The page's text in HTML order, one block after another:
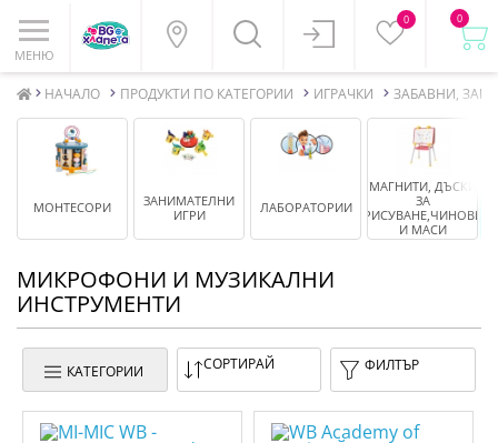
МЕНЮ
0 0
НАЧАЛО ПРОДУКТИ ПО КАТЕГОРИИ ИГРАЧКИ ЗАБАВНИ,
МОНТЕСОРИ
ЗАНИМАТЕЛНИ
ИГРИ
ЛАБОРАТОРИИ
МАГНИТИ, ДЪСКИ
ЗА
РИСУВАНЕ,ЧИНОВЕ
И МАСИ
МИКРОФОНИ И МУЗИКАЛНИ
ИНСТРУМЕНТИ
КАТЕГОРИИ СОРТИРАЙ ФИЛТЪР